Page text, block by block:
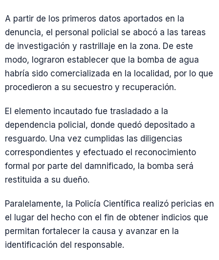
A partir de los primeros datos aportados en la
denuncia, el personal policial se abocó a las tareas
de investigación y rastrillaje en la zona. De este
modo, lograron establecer que la bomba de agua
habría sido comercializada en la localidad, por lo que
procedieron a su secuestro y recuperación.
El elemento incautado fue trasladado a la
dependencia policial, donde quedó depositado a
resguardo. Una vez cumplidas las diligencias
correspondientes y efectuado el reconocimiento
formal por parte del damnificado, la bomba será
restituida a su dueño.
Paralelamente, la Policía Científica realizó pericias en
el lugar del hecho con el fin de obtener indicios que
permitan fortalecer la causa y avanzar en la
identificación del responsable.